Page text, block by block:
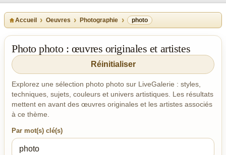
Accueil Oeuvres Photographie photo
Photo photo : œuvres originales et artistes
Réinitialiser
Explorez une sélection photo photo sur LiveGalerie : styles,
techniques, sujets, couleurs et univers artistiques. Les résultats
mettent en avant des œuvres originales et les artistes associés
à ce thème.
Par mot(s) clé(s)